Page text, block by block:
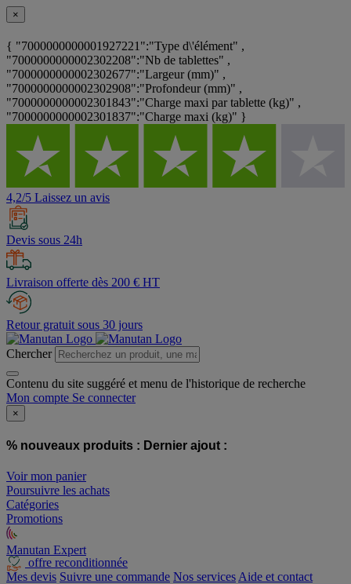
×
{ "7000000000001927221":"Type d\'élément" ,
"7000000000002302208":"Nb de tablettes" ,
"7000000000002302677":"Largeur (mm)" ,
"7000000000002302908":"Profondeur (mm)" ,
"7000000000002301843":"Charge maxi par tablette (kg)" ,
"7000000000002301837":"Charge maxi (kg)" }
4,2/5 Laissez un avis
Devis sous 24h
Livraison offerte dès 200 € HT
Retour gratuit sous 30 jours
Chercher
Contenu du site suggéré et menu de l'historique de recherche
Mon compte Se connecter
×
% nouveaux produits : Dernier ajout :
Voir mon panier
Poursuivre les achats
Catégories
Promotions
Manutan Expert
offre reconditionnée
Mes devis Suivre une commande Nos services Aide et contact